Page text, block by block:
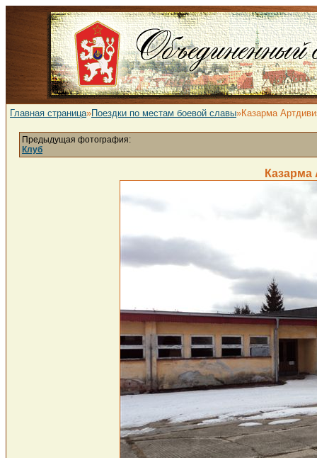
Главная страница»Поездки по местам боевой славы»Казарма
Предыдущая фотография:
Клуб
Казарма